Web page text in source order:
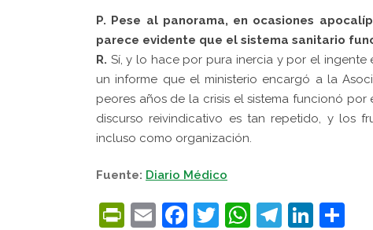
P. Pese al panorama, en ocasiones
parece evidente que el sistema sanitario
R. Sí, y lo hace por pura inercia y por el
un informe que el ministerio encargó a la
peores años de la crisis el sistema funcionó
discurso reivindicativo es tan repetido, y los
incluso como organización.
Fuente: Diario Médico
PrintFriendly
EmailFacebook
Twitter
WhatsApp